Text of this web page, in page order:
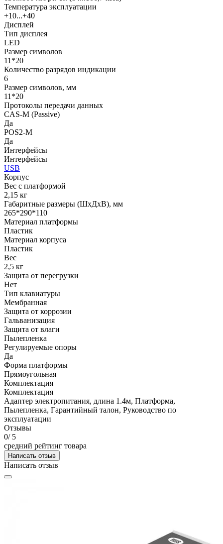
Температура эксплуатации
+10...+40
Дисплей
Тип дисплея
LED
Размер символов
11*20
Количество разрядов индикации
6
Размер символов, мм
11*20
Протоколы передачи данных
СAS-M (Passive)
Да
POS2-M
Да
Интерфейсы
Интерфейсы
USB
Корпус
Вес с платформой
2,15 кг
Габаритные размеры (ШхДхВ), мм
265*290*110
Материал платформы
Пластик
Материал корпуса
Пластик
Вес
2,5 кг
Защита от перегрузки
Нет
Тип клавиатуры
Мембранная
Защита от коррозии
Гальванизация
Защита от влаги
Пылепленка
Регулируемые опоры
Да
Форма платформы
Прямоугольная
Комплектация
Комплектация
Адаптер электропитания, длина 1.4м, Платформа,
Пылепленка, Гарантийный талон, Руководство по
эксплуатации
Отзывы
0/ 5
средний рейтинг товара
Написать отзыв
Написать отзыв